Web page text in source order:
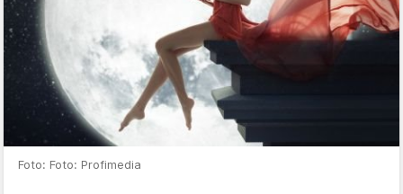
Foto: Foto: Profimedia